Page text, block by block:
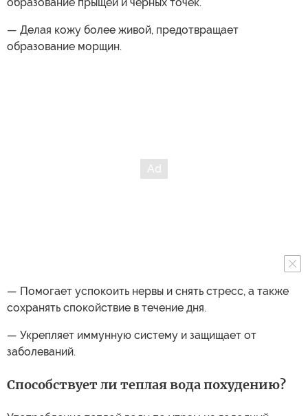
— Делая кожу более живой, предотвращает
образование морщин.
— Помогает успокоить нервы и снять стресс, а также
сохранять спокойствие в течение дня.
— Укрепляет иммунную систему и защищает от
заболеваний.
Способствует ли теплая вода похудению?